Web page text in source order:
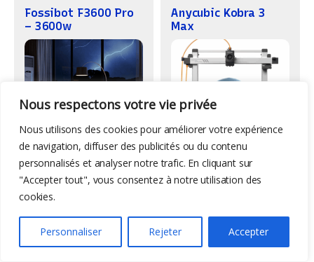
Nous respectons votre vie privée
Nous utilisons des cookies pour améliorer votre expérience
de navigation, diffuser des publicités ou du contenu
personnalisés et analyser notre trafic. En cliquant sur
"Accepter tout", vous consentez à notre utilisation des
cookies.
Personnaliser Rejeter Accepter
Fossibot F3600 Pro
– 3600w
-47%
1349,00€ 2547,44€
Anycubic Kobra 3
Max
- 60%
359,00€ 899,01€
Mecpow X5 – 22w